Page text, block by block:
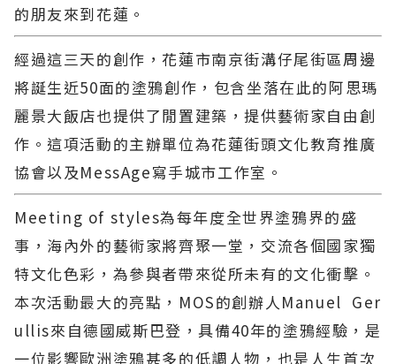
的朋友來到花蓮。
經過這三天的創作，花蓮市南京街溝仔尾街區周邊
將誕生近50面的塗鴉創作，包含坐落在此的阿思瑪
麗景大飯店也提供了閒置建築，提供藝術家自由創
作。這項活動的主辦單位為花蓮街頭文化教育推廣
協會以及MessAge寫手城市工作室。
Meeting of styles為每年度全世界塗鴉界的盛
事，海內外的藝術家將齊聚一堂，交流各個國家獨
特文化色彩，為參與者帶來從所未有的文化衝擊。
本次活動最大的亮點，MOS的創辦人Manuel Ger
ullis來自德國威斯巴登，具備40年的塗鴉經驗，是
一位影響歐洲塗鴉甚多的低調人物，也是人生首次